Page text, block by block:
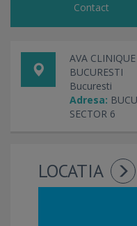
Contact
AVA CLINIQUE
BUCURESTI
Bucuresti
Adresa:
SECTOR 6
LOCATIA